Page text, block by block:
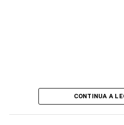
CONTINUA A